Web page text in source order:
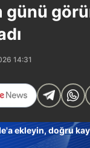
günü
14:31
ekleyin, doğru